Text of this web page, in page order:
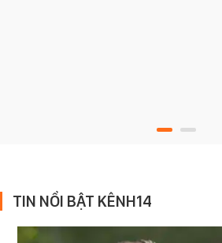
TIN NỔI BẬT KÊNH14